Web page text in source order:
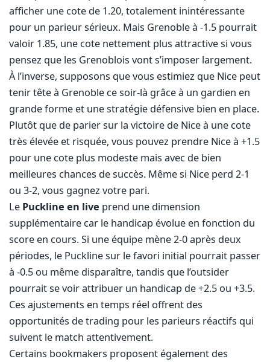
afficher une cote de 1.20, totalement inintéressante
pour un parieur sérieux. Mais Grenoble à -1.5 pourrait
valoir 1.85, une cote nettement plus attractive si vous
pensez que les Grenoblois vont s’imposer largement.
À l’inverse, supposons que vous estimiez que Nice peut
tenir tête à Grenoble ce soir-là grâce à un gardien en
grande forme et une stratégie défensive bien en place.
Plutôt que de parier sur la victoire de Nice à une cote
très élevée et risquée, vous pouvez prendre Nice à +1.5
pour une cote plus modeste mais avec de bien
meilleures chances de succès. Même si Nice perd 2-1
ou 3-2, vous gagnez votre pari.
Le Puckline en live prend une dimension
supplémentaire car le handicap évolue en fonction du
score en cours. Si une équipe mène 2-0 après deux
périodes, le Puckline sur le favori initial pourrait passer
à -0.5 ou même disparaître, tandis que l’outsider
pourrait se voir attribuer un handicap de +2.5 ou +3.5.
Ces ajustements en temps réel offrent des
opportunités de trading pour les parieurs réactifs qui
suivent le match attentivement.
Certains bookmakers proposent également des